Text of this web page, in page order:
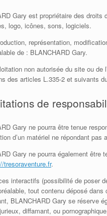
Gary est propriétaire des
logo, icônes, sons, logiciels.
représentation,
de : BLANCHARD Gary.
non autorisée du site ou de
des articles L.335-2 et suivants
de
Gary ne pourra être tenue
d’un matériel ne répondant
Gary ne pourra également être
tresoraventure.fr.
interactifs (possibilité de poser
tout contenu déposé
BLANCHARD Gary se réserve
diffamant, ou